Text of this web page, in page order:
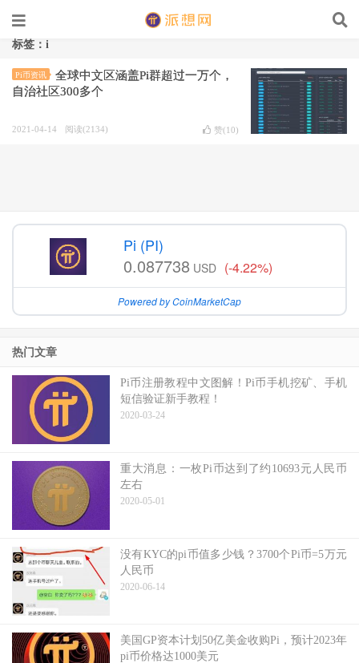
标签：i
Pi币资讯
全球中文区涵盖Pi群超过一万个，
自治社区300多个
2021-04-14 阅读(2134) 赞(10)
Pi (PI)
0.087738 USD (-4.22%)
Powered by CoinMarketCap
热门文章
Pi币注册教程中文图解！Pi币手机挖矿、手机
短信验证新手教程！
2020-03-24
重大消息：一枚Pi币达到了约10693元人民币
左右
2020-05-01
没有KYC的pi币值多少钱？3700个Pi币=5万元
人民币
2020-06-14
美国GP资本计划50亿美金收购Pi，预计2023年
pi币价格达1000美元